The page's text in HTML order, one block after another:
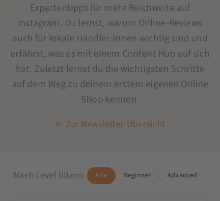
Expertentipps für mehr Reichweite auf
Instagram. Du lernst, warum Online-Reviews
auch für lokale Händler:innen wichtig sind und
erfährst, was es mit einem Content Hub auf sich
hat. Zuletzt lernst du die wichtigsten Schritte
auf dem Weg zu deinem erstem eigenen Online
Shop kennen.
← Zur Newsletter-Übersicht
Nach Level filtern: Alle Beginner Advanced